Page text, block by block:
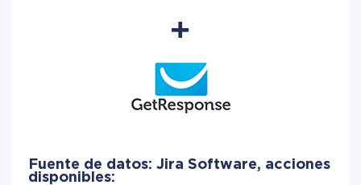
Fuente de datos: Jira Software, acciones
disponibles: